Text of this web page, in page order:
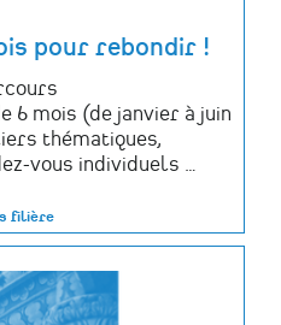
pour rebondir !
6 mois (de janvier à juin
thématiques,
vous individuels …
filière